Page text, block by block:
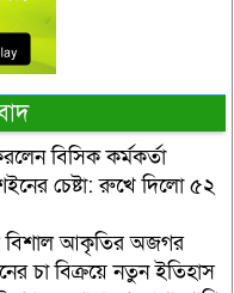
বিসিক কর্মকর্তা
চেষ্টা: রুখে দিলো ৫২
বিশাল আকৃতির অজগর
চা বিক্রয়ে নতুন ইতিহাস